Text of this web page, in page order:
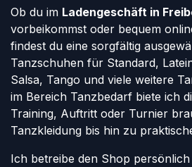
Ob du im Ladengeschäft in
vorbeikommst oder bequem
findest du eine sorgfältig
Tanzschuhen für Standard,
Salsa, Tango und viele weitere
im Bereich Tanzbedarf biete ich
Training, Auftritt oder Turnier
Tanzkleidung bis hin zu
Ich betreibe den Shop persönlich